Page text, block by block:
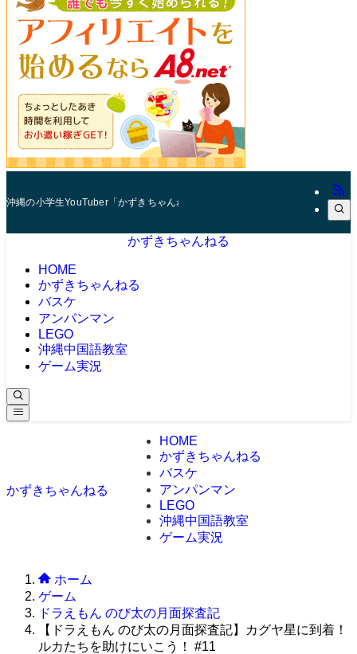
沖縄の小学生YouTuber「かずきちゃんねる」。 マインクラフト（マイクラ）
かずきちゃんねる
HOME
かずきちゃんねる
バスケ
アンパンマン
LEGO
沖縄中国語教室
ゲーム実況
かずきちゃんねる
HOME
かずきちゃんねる
バスケ
アンパンマン
LEGO
沖縄中国語教室
ゲーム実況
ホーム
ゲーム
ドラえもん のび太の月面探査記
【ドラえもん のび太の月面探査記】カグヤ星に到着！
ルカたちを助けにいこう！ #11